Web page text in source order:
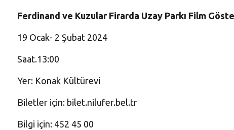
Ferdinand ve Kuzular Firarda Uzay Parkı Film
19 Ocak- 2 Şubat 2024
Saat.13:00
Yer: Konak Kültürevi
Biletler için: bilet.nilufer.bel.tr
Bilgi için: 452 45 00